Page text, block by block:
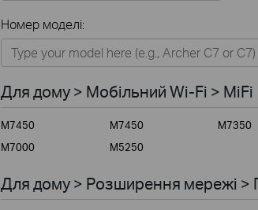
Для дому
Розумний будинок
Для бiзнесу
Для інтернет-провайдерів
Номер моделі:
Для дому > Мобiльний Wi-Fi > MiFi
M7450 M7450 M7350
M7000
M5250
Для дому > Розширення мережi >